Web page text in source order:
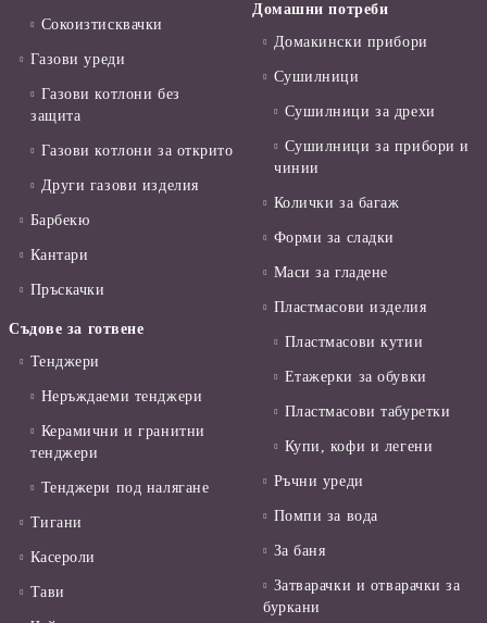
Сокоизтисквачки
Газови уреди
Газови котлони без
защита
Газови котлони за открито
Други газови изделия
Барбекю
Кантари
Пръскачки
Съдове за готвене
Тенджери
Неръждаеми тенджери
Керамични и гранитни
тенджери
Тенджери под налягане
Тигани
Касероли
Тави
Домашни потреби
Домакински прибори
Сушилници
Сушилници за дрехи
Сушилници за прибори и
чинии
Колички за багаж
Форми за сладки
Маси за гладене
Пластмасови изделия
Пластмасови кутии
Етажерки за обувки
Пластмасови табуретки
Купи, кофи и легени
Ръчни уреди
Помпи за вода
За баня
Затварачки и отварачки за
буркани